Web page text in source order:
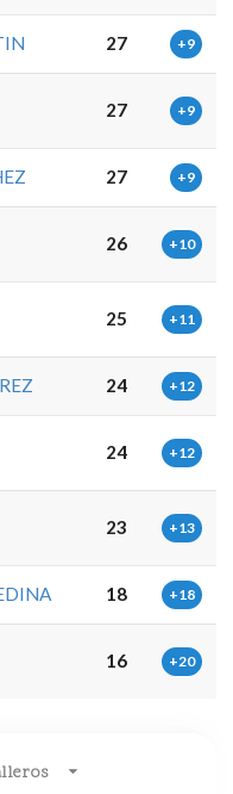
27 +9
27 +9
27 +9
26 +10
25 +11
24 +12
24 +12
23 +13
18 +18
16 +20